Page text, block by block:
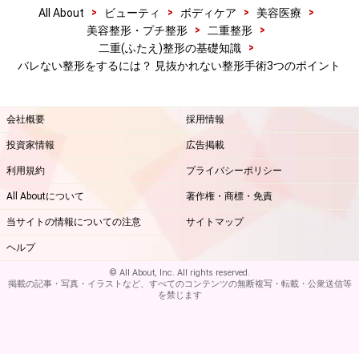
ラインを探しやすいですし、その目で生活してみて友人
や家族の反応を見ること、アドバイスを聞くこともでき
ます。
とくに一重から二重にする場合は変化も大きく周囲も気
ことも多いでしょうから一度試すことをオススメしま
す。
手術では方法などにより限界もありますので担当医とよ
く相談して最終的なラインを決めていきましょう。
All About > ビューティ > ボディケア > 美容医療
>
美容整形・プチ整形
> 二重整形
>
二重(ふたえ)整形の基礎知識
>
バレない整形をするには？ 見抜かれない整形手術3つのポイント
会社概要 採用情報
投資家情報 広告掲載
利用規約 プライバシーポリシー
All Aboutについて 著作権・商標・免責
当サイトの情報についての注意 サイトマップ
ヘルプ
© All About, Inc. All rights reserved.
掲載の記事・写真・イラストなど、すべてのコンテンツの無断複写・転載・公衆送信等
を禁じます